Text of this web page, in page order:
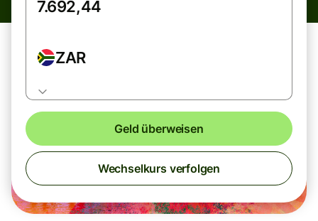
ZAR
Geld überweisen
Wechselkurs verfolgen